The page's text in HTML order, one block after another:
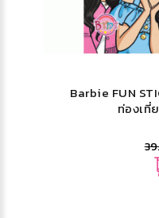
Barbie FUN
ท่องเที่